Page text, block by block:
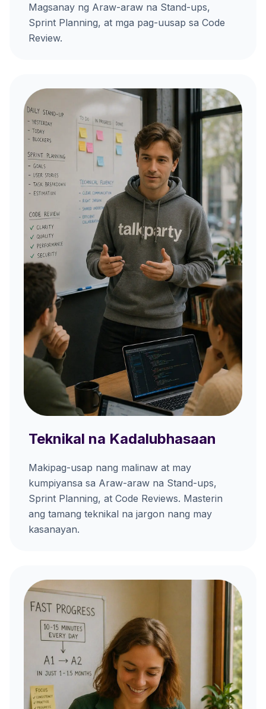
Magsanay ng Araw-araw na Stand-ups,
Sprint Planning, at mga pag-uusap sa Code
Review.
Teknikal na Kadalubhasaan
Makipag-usap nang malinaw at may
kumpiyansa sa Araw-araw na Stand-ups,
Sprint Planning, at Code Reviews. Masterin
ang tamang teknikal na jargon nang may
kasanayan.